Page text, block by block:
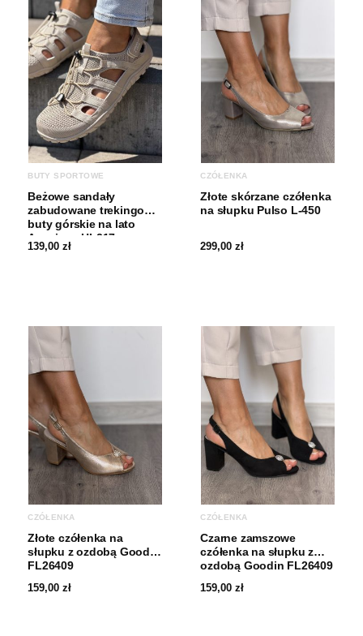
BUTY SPORTOWE
Beżowe sandały
zabudowane trekingowe
buty górskie na lato
American HL217
139,00zł
CZÓŁENKA
Złote skórzane czółenka
na słupku Pulso L-450
299,00zł
CZÓŁENKA
Złote czółenka na
słupku z ozdobą Goodin
FL26409
159,00zł
CZÓŁENKA
Czarne zamszowe
czółenka na słupku z
ozdobą Goodin FL26409
159,00zł